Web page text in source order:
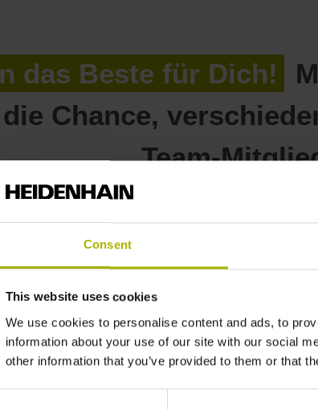
Consent
This website uses cookies
We use cookies to personalise content and ads, to
information about your use of our site with our social
other information that you’ve provided to them or that
das Beste für Dich!
Chance,
Team-